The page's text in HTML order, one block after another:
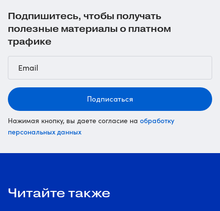
Подпишитесь, чтобы получать
полезные материалы о платном
трафике
Подписаться
Нажимая кнопку, вы даете согласие на обработку
персональных данных
Читайте также